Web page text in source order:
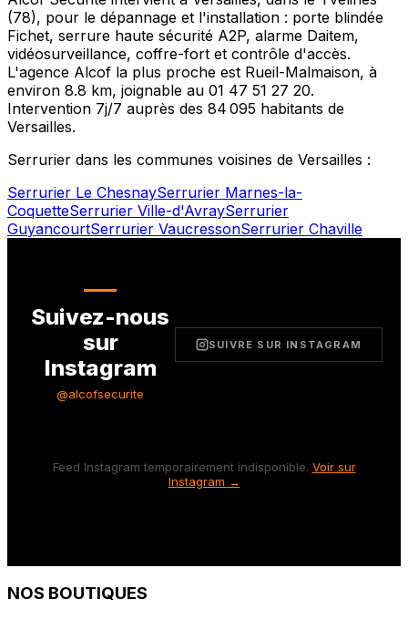
(78), pour le dépannage et l'installation : porte blindée
Fichet, serrure haute sécurité A2P, alarme Daitem,
vidéosurveillance, coffre-fort et contrôle d'accès.
L'agence Alcof la plus proche est Rueil-Malmaison, à
environ 8.8 km, joignable au 01 47 51 27 20.
Intervention 7j/7 auprès des 84 095 habitants de
Versailles.
Serrurier dans les communes voisines de Versailles :
Serrurier Le ChesnaySerrurier Marnes-la-
CoquetteSerrurier Ville-d'AvraySerrurier
GuyancourtSerrurier VaucressonSerrurier Chaville
Suivez-nous
sur
Instagram
@alcofsecurite
SUIVRE SUR INSTAGRAM
Feed Instagram temporairement indisponible. Voir sur
Instagram →
NOS BOUTIQUES